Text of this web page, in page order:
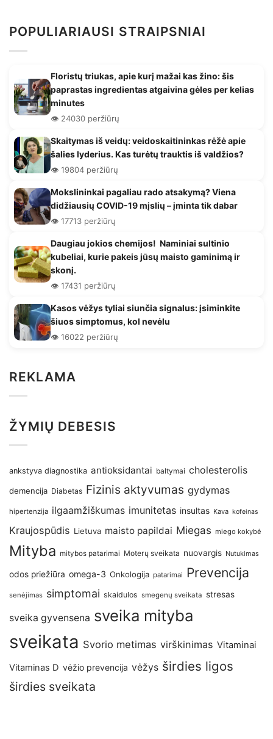
POPULIARIAUSI STRAIPSNIAI
Floristų triukas, apie kurį mažai kas žino: šis
paprastas ingredientas atgaivina gėles per kelias
minutes
👁️ 24030 peržiūrų
Skaitymas iš veidų: veidoskaitininkas rėžė apie
šalies lyderius. Kas turėtų trauktis iš valdžios?
👁️ 19804 peržiūrų
Mokslininkai pagaliau rado atsakymą? Viena
didžiausių COVID-19 mįslių – įminta tik dabar
👁️ 17713 peržiūrų
Daugiau jokios chemijos! Naminiai sultinio
kubeliai, kurie pakeis jūsų maisto gaminimą ir
skonį.
👁️ 17431 peržiūrų
Kasos vėžys tyliai siunčia signalus: įsiminkite
šiuos simptomus, kol nevėlu
👁️ 16022 peržiūrų
REKLAMA
ŽYMIŲ DEBESIS
ankstyva diagnostika antioksidantai baltymai cholesterolis
demencija Diabetas Fizinis aktyvumas gydymas
hipertenzija ilgaamžiškumas imunitetas insultas Kava kofeinas
Kraujospūdis Lietuva maisto papildai Miegas miego kokybė
Mityba mitybos patarimai Moterų sveikata nuovargis Nutukimas
odos priežiūra omega-3 Onkologija patarimai Prevencija
senėjimas simptomai skaidulos smegenų sveikata stresas
sveika gyvensena sveika mityba
sveikata Svorio metimas virškinimas Vitaminai
Vitaminas D vėžio prevencija vėžys širdies ligos
širdies sveikata